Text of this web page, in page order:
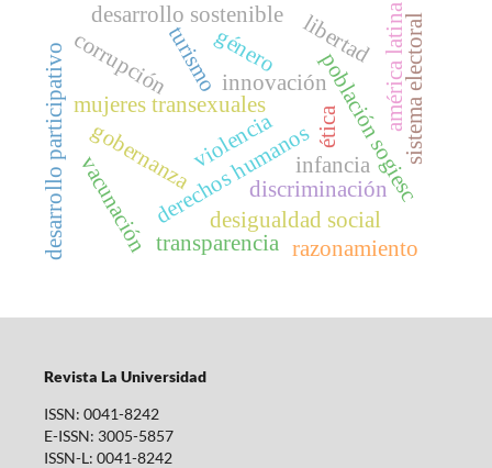
derechos humanosdiscriminación
mujeres transexuales población sogiesc
sistema electoral
desarrollo participativo gobernanza
innovación
turismo
desarrollo sostenible libertad
violencia
américa latina
desigualdad social
infancia
vacunación
corrupción
ética
transparencia razonamiento
género
Revista La Universidad
ISSN: 0041-8242
E-ISSN: 3005-5857
ISSN-L: 0041-8242